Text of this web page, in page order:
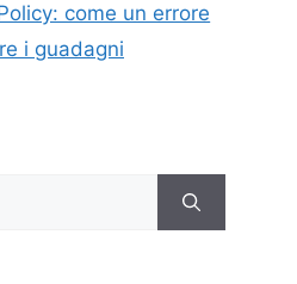
come un errore
i guadagni